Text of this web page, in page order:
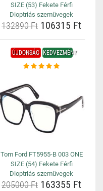
SIZE (53) Fekete Férfi
Dioptriás szemüvegek
132890 Ft 106315 Ft
ÚJDONSÁG KEDVEZMÉNY
Tom Ford FT5955-B 003 ONE
SIZE (54) Fekete Férfi
Dioptriás szemüvegek
205000 Ft 163355 Ft